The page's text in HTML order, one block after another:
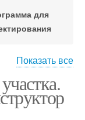
для
программа
Показать все